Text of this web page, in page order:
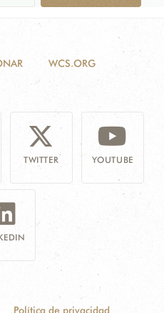
WCS.ORG
TWITTER YOUTUBE
Política de privacidad